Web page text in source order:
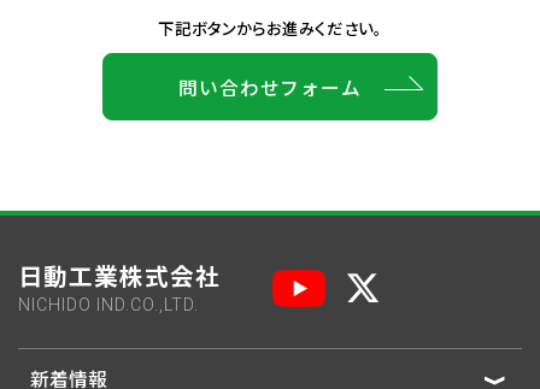
下記ボタンからお進みください。
問い合わせフォーム
日動工業株式会社
NICHIDO IND.CO.,LTD.
新着情報